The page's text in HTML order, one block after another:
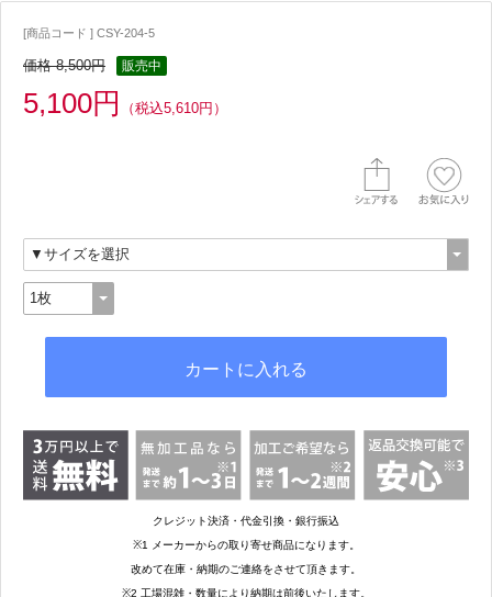
[商品コード ] CSY-204-5
価格 8,500円 販売中
5,100円 （税込5,610円）